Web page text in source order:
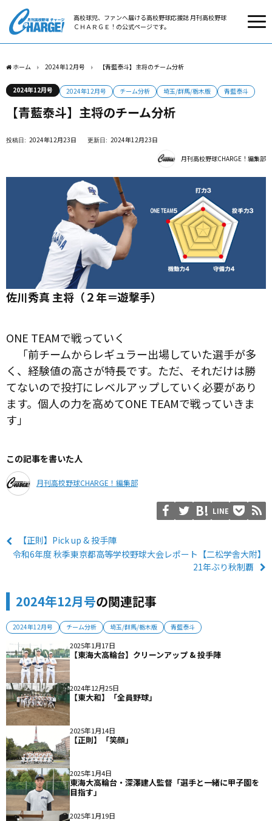
高校球児、ファンへ届ける高校野球応援誌 月刊高校野球
ＣＨＡＲＧＥ！の公式ページです。
ホーム 2024年12月号 【青藍泰斗】主将のチーム分析
2024年12月号 2024年12月号 チーム分析 埼玉/群馬/栃木版 青藍泰斗
【青藍泰斗】主将のチーム分析
2024年12月23日 2024年12月23日
月刊高校野球CHARGE！編集部
佐川秀真 主将（２年＝遊撃手）
ONE TEAMで戦っていく
「前チームからレギュラー出場していた選手が多
く、経験値の高さが特長です。ただ、それだけは勝
てないので投打にレベルアップしていく必要があり
ます。個人の力を高めてONE TEAMで戦っていきま
す」
この記事を書いた人
月刊高校野球CHARGE！編集部
LINE
【正則】Pick up & 投手陣
令和6年度 秋季東京都高等学校野球大会レポート【二松学舎大附】
21年ぶり秋制覇
2024年12月号の関連記事
2024年12月号 チーム分析 埼玉/群馬/栃木版 青藍泰斗
2025年1月17日
【東海大高輪台】クリーンアップ & 投手陣
2024年12月25日
【東大和】「全員野球」
2025年1月14日
【正則】「笑顔」
2025年1月4日
東海大高輪台・深澤建人監督「選手と一緒に甲子園を
目指す」
2025年1月19日